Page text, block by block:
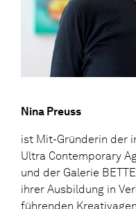
Nina Preuss
ist Mit-Gründerin der
Ultra Contemporary
und der Galerie
ihrer Ausbildung in
führenden